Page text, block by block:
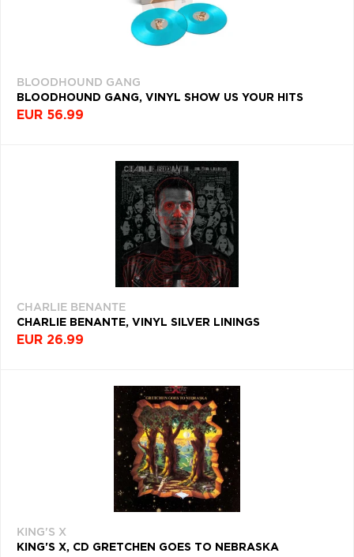
BLOODHOUND GANG
BLOODHOUND GANG, VINYL SHOW US YOUR HITS
EUR 56.99
CHARLIE BENANTE
CHARLIE BENANTE, VINYL SILVER LININGS
EUR 26.99
KING'S X
KING'S X, CD GRETCHEN GOES TO NEBRASKA